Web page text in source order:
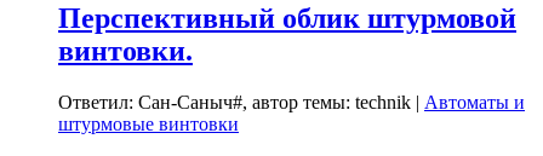
Перспективный облик штурмовой
винтовки.
Ответил: Сан-Саныч#, автор темы: technik | Автоматы и
штурмовые винтовки